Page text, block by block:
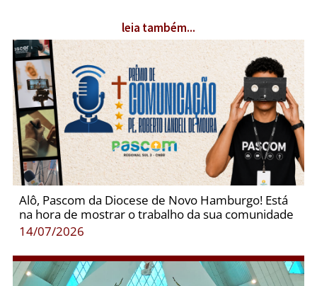
leia também...
Alô, Pascom da Diocese de Novo Hamburgo! Está
na hora de mostrar o trabalho da sua comunidade
14/07/2026